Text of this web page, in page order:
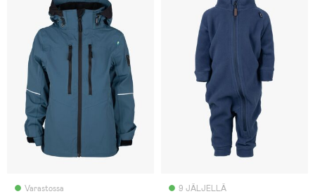
Varastossa 9 JÄLJELLÄ